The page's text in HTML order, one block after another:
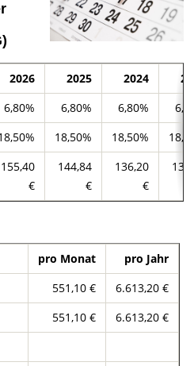
2026 2025 2024
6,80% 6,80% 6,80%
18,50% 18,50%
155,40
€
144,84
€
136,20
€
pro Monat
pro Jahr
551,10 €
6.613,20 €
551,10 €
6.613,20 €